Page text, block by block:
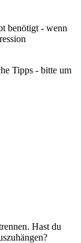
benötigt - wenn
Tipps - bitte um
Hast du